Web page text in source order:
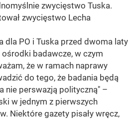
zwycięstwo Tuska.
zwycięstwo Lecha
dla PO i Tuska przed dwoma laty
ośrodki badawcze, w czym
że w ramach naprawy
do tego, że badania będą
nie perswazją polityczną" –
w jednym z pierwszych
Niektóre gazety pisały wręcz,